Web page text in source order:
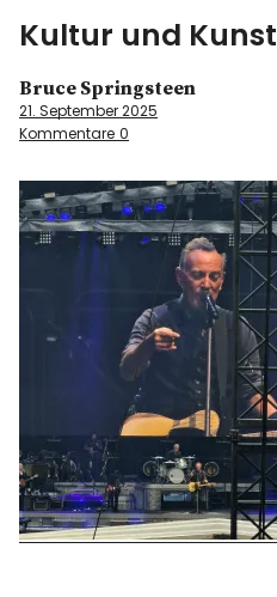
Kultur und Kunst
kultur & kunst
Spiele
Museen bei…
Bloggerreisen
Über mich
Bruce Springsteen
21. September 2025
Kommentare 0